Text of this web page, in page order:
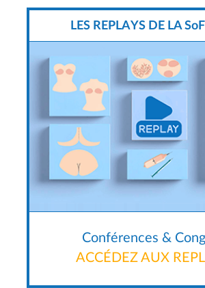
LES REPLAYS DE LA
Conférences &
ACCÉDEZ AUX